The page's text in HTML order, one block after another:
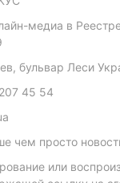
медиа в
бульвар Леси
45 54
чем просто
или